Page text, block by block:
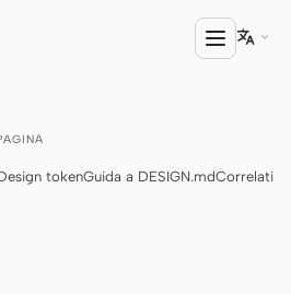

tokenGuida a DESIGN.mdCorrelati